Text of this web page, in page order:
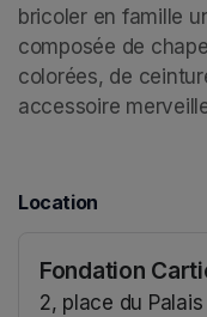
bricoler en famille
composée de
colorées, de
accessoire
Location
Fondation
2, place du Palais